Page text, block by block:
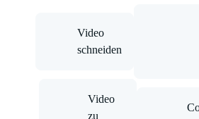
Video
schneiden
Video
zu